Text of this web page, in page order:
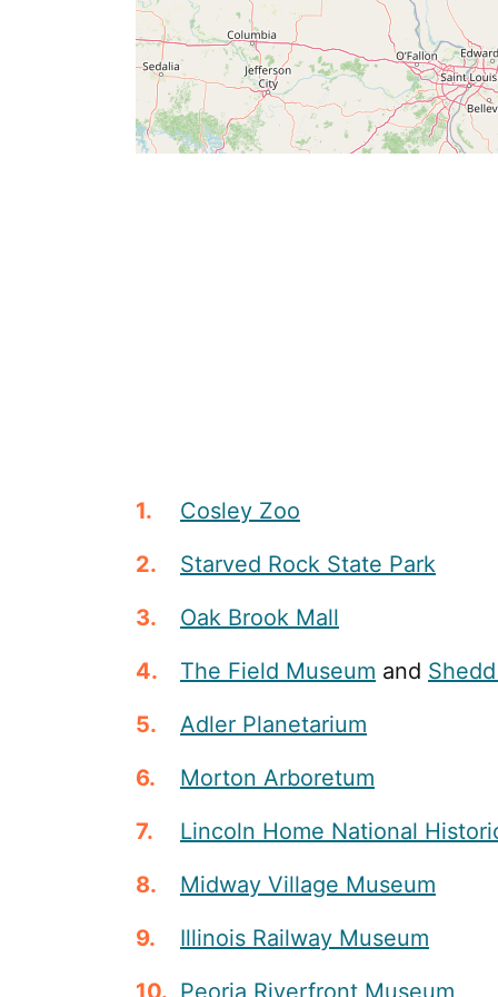
Cosley Zoo
Starved Rock State Park
Oak Brook Mall
The Field Museum and
Adler Planetarium
Morton Arboretum
Lincoln Home National
Midway Village Museum
Illinois Railway Museum
Peoria Riverfront Museum